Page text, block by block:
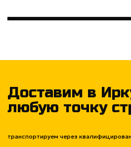
Доставим в
любую точку
транспортируем через